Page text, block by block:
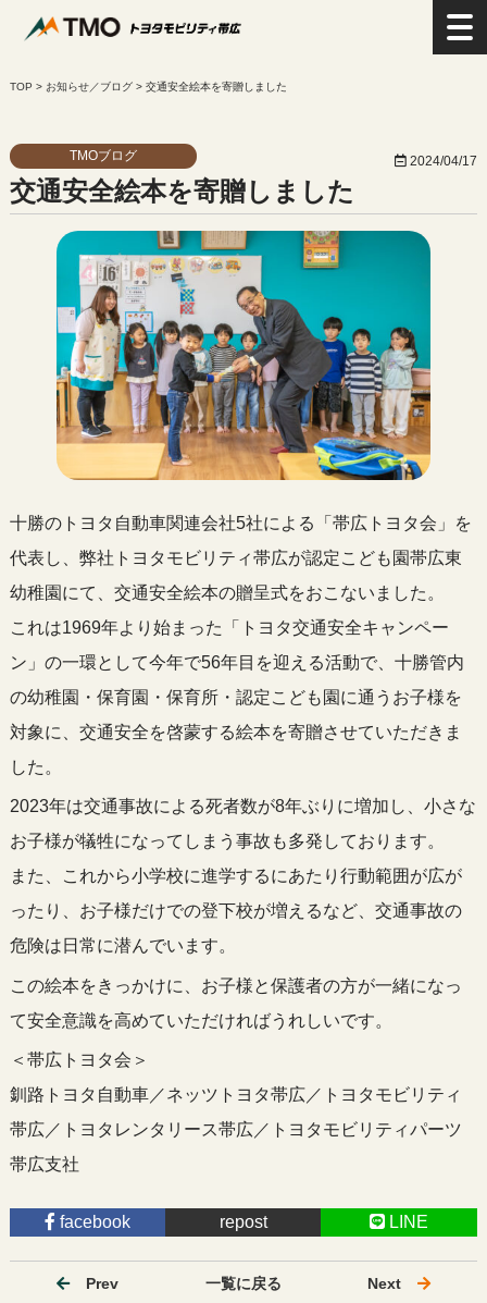
> お知らせ／ブログ> 交通安全絵本を寄贈しました
TMOブログ 2024/04/17
交通安全絵本を寄贈しました
十勝のトヨタ自動車関連会社5社による「帯広トヨタ会」を
代表し、弊社トヨタモビリティ帯広が認定こども園帯広東
幼稚園にて、交通安全絵本の贈呈式をおこないました。
これは1969年より始まった「トヨタ交通安全キャンペー
ン」の一環として今年で56年目を迎える活動で、十勝管内
の幼稚園・保育園・保育所・認定こども園に通うお子様を
対象に、交通安全を啓蒙する絵本を寄贈させていただきま
した。
2023年は交通事故による死者数が8年ぶりに増加し、小さな
お子様が犠牲になってしまう事故も多発しております。
また、これから小学校に進学するにあたり行動範囲が広が
ったり、お子様だけでの登下校が増えるなど、交通事故の
危険は日常に潜んでいます。
この絵本をきっかけに、お子様と保護者の方が一緒になっ
て安全意識を高めていただければうれしいです。
＜帯広トヨタ会＞
釧路トヨタ自動車／ネッツトヨタ帯広／トヨタモビリティ
帯広／トヨタレンタリース帯広／トヨタモビリティパーツ
帯広支社
facebook repost LINE
Prev 一覧に戻る Next